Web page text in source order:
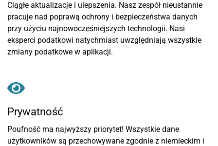
Ciągłe aktualizacje i ulepszenia. Nasz zespół nieustannie
pracuje nad poprawą ochrony i bezpieczeństwa danych
przy użyciu najnowocześniejszych technologii. Nasi
eksperci podatkowi natychmiast uwzględniają wszystkie
zmiany podatkowe w aplikacji.
Prywatność
Poufność ma najwyższy priorytet! Wszystkie dane
użytkowników są przechowywane zgodnie z niemieckim i